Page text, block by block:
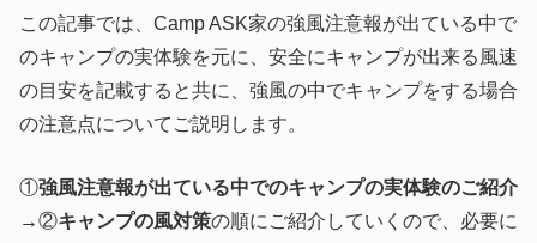
この記事では、Camp ASK家の強風注意報が出ている中で
のキャンプの実体験を元に、安全にキャンプが出来る風速
の目安を記載すると共に、強風の中でキャンプをする場合
の注意点についてご説明します。
①強風注意報が出ている中でのキャンプの実体験のご紹介
→②キャンプの風対策の順にご紹介していくので、必要に